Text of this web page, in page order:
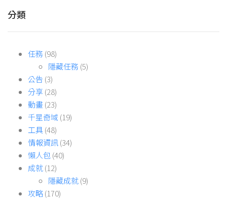
分類
任務 (98)
隱藏任務 (5)
公告 (3)
分享(28)
動畫(23)
千星奇域 (19)
工具(48)
情報資訊(34)
懶人包(40)
成就(12)
隱藏成就(9)
攻略(170)